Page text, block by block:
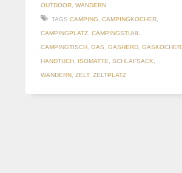
OUTDOOR WANDERN
TAGS CAMPING CAMPINGKOCHER
CAMPINGPLATZ CAMPINGSTUHL
CAMPINGTISCH GAS GASHERD GASKOCHER
HANDTUCH ISOMATTE SCHLAFSACK
WANDERN ZELT, ZELTPLATZ